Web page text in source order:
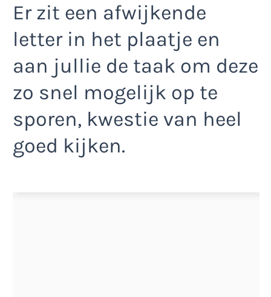
Er zit een afwijkende
letter in het plaatje en
aan jullie de taak om deze
zo snel mogelijk op te
sporen, kwestie van heel
goed kijken.